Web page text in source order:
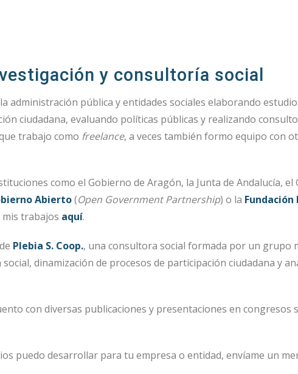
y consultoría social
administración pública y entidades sociales elaborando
ciudadana, evaluando políticas públicas y realizando
trabajo como freelance, a veces también formo equipo con
como el Gobierno de Aragón, la Junta de Andalucía,
Abierto(Open Government Partnership) o la Fundación
trabajos aquí.
Plebia S. Coop., una consultora social formada por un grupo
dinamización de procesos de participación ciudadana y
con diversas publicaciones y presentaciones en
puedo desarrollar para tu empresa o entidad, envíame un